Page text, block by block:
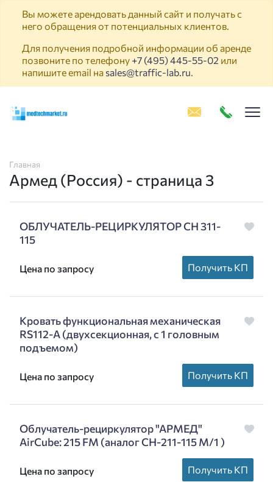
Вы можете арендовать данный сайт и получать с
него обращения от потенциальных клиентов.
Для получения подробной информации об аренде
позвоните по телефону +7 (495) 445-55-02 или
напишите email на sales@traffic-lab.ru.
Главная
Армед (Россия) - страница 3
ОБЛУЧАТЕЛЬ-РЕЦИРКУЛЯТОР СН 311-
115
Цена по запросу Получить КП
Кровать функциональная механическая
RS112-А (двухсекционная, с 1 головным
подъемом)
Цена по запросу Получить КП
Облучатель-рециркулятор "АРМЕД"
AirCube: 215 FM (аналог СН-211-115 М/1 )
Цена по запросу Получить КП